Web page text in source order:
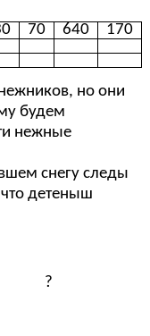
70 640 170
но они
будем
нежные
снегу следы
что детеныш
?